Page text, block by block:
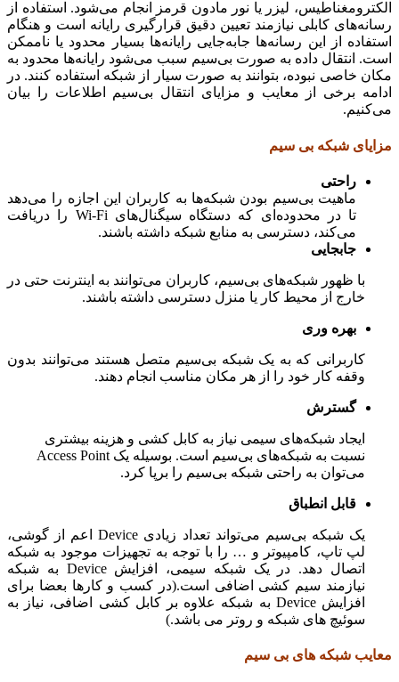
الکترومغناطیس، لیزر یا نور مادون قرمز انجام می‌شود. استفاده از
رسانه‌های کابلی نیازمند تعیین دقیق قرارگیری رایانه است و هنگام
استفاده از این رسانه‌ها جابه‌جایی رایانه‌ها بسیار محدود یا ناممکن
است. انتقال داده به صورت بی‌سیم سبب می‌شود رایانه‌ها محدود به
مکان خاصی نبوده، بتوانند به صورت سیار از شبکه استفاده کنند. در
ادامه برخی از معایب و مزایای انتقال بی‌سیم اطلاعات را بیان
می‌کنیم.
مزایای شبکه بی سیم
راحتی
ماهیت بی‌سیم بودن شبکه‌ها به کاربران این اجازه را می‌دهد
تا در محدوده‌ای که دستگاه سیگنال‌های Wi-Fi را دریافت
می‌کند، دسترسی به منابع شبکه داشته باشند.
جابجایی
با ظهور شبکه‌های بی­‌سیم، کاربران می‌توانند به اینترنت حتی در
خارج از محیط کار یا منزل دسترسی داشته باشند.
بهره وری
کاربرانی که به یک شبکه بی‌سیم متصل هستند می‌توانند بدون
وقفه کار خود را از هر مکان مناسب انجام دهند.
گسترش
ایجاد شبکه‌های سیمی نیاز به کابل کشی و هزینه بیشتری
نسبت به شبکه‌های بی‌سیم است. بوسیله یک Access Point
می‌توان به راحتی شبکه بی‌سیم را برپا کرد.
قابل انطباق
یک شبکه بی‌سیم می‌تواند تعداد زیادی Device اعم از گوشی،
لپ تاپ، کامپیوتر و … را با توجه به تجهیزات موجود به شبکه
اتصال دهد. در یک شبکه سیمی، افزایش Device به شبکه
نیازمند سیم کشی اضافی است.(در کسب و کارها بعضا برای
افزایش Device به شبکه علاوه بر کابل کشی اضافی، نیاز به
سوئیچ های شبکه و روتر می باشد.)
معایب شبکه های بی سیم